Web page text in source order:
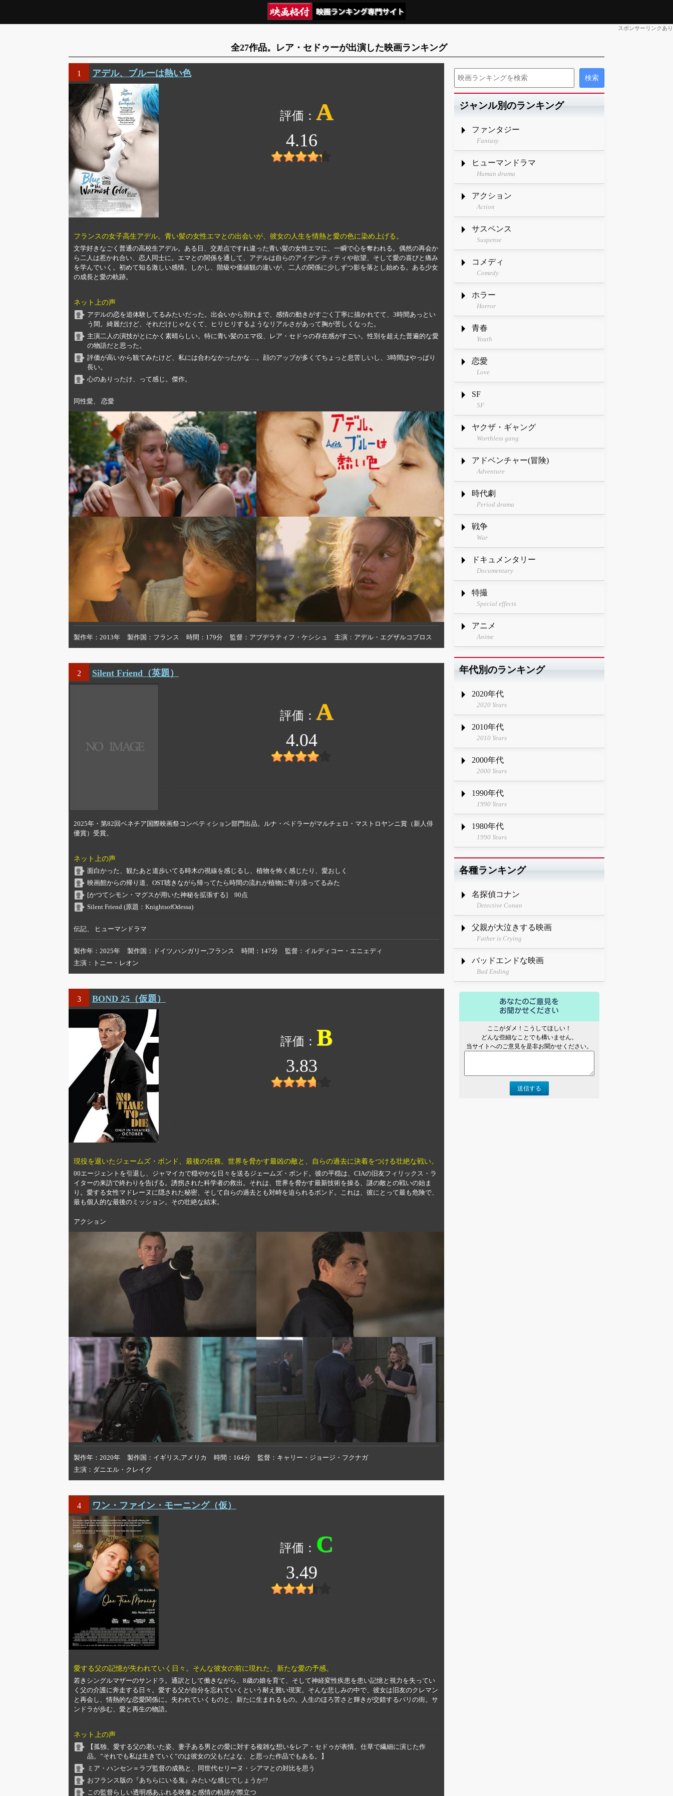
スポンサーリンクあり
全27作品。レア・セドゥーが出演した映画ランキング
1 アデル、ブルーは熱い色
A
4.16
フランスの女子高生アデル。青い髪の女性エマとの出会いが、彼女の人生を情熱と愛の色に染め上げる。
文学好きなごく普通の高校生アデル。ある日、交差点ですれ違った青い髪の女性エマに、一瞬で心を奪われる。偶然の再会か
ら二人は惹かれ合い、恋人同士に。エマとの関係を通して、アデルは自らのアイデンティティや欲望、そして愛の喜びと痛み
を学んでいく。初めて知る激しい感情。しかし、階級や価値観の違いが、二人の関係に少しずつ影を落とし始める。ある少女
の成長と愛の軌跡。
ネット上の声
アデルの恋を追体験してるみたいだった。出会いから別れまで、感情の動きがすごく丁寧に描かれてて、3時間あっとい
う間。綺麗だけど、それだけじゃなくて、ヒリヒリするようなリアルさがあって胸が苦しくなった。
主演二人の演技がとにかく素晴らしい。特に青い髪のエマ役、レア・セドゥの存在感がすごい。性別を超えた普遍的な愛
の物語だと思った。
評価が高いから観てみたけど、私には合わなかったかな…。顔のアップが多くてちょっと息苦しいし、3時間はやっぱり
長い。
心のありったけ、って感じ。傑作。
同性愛、 恋愛
製作年 2013年 製作国 フランス 時間 179分 監督 アブデラティフ・ケシシュ 主演 アデル・エグザルコプロス
2 Silent Friend（英題）
A
4.04
2025年・第82回ベネチア国際映画祭コンペティション部門出品。ルナ・ベドラーがマルチェロ・マストロヤンニ賞（新人俳
優賞）受賞。
ネット上の声
面白かった、観たあと道歩いてる時木の視線を感じるし、植物を怖く感じたり、愛おしく
映画館からの帰り道、OST聴きながら帰ってたら時間の流れが植物に寄り添ってるみた
[かつてシモン・マグスが用いた神秘を拡張する] 90点
Silent Friend (原題：KnightsofOdessa)
伝記、 ヒューマンドラマ
製作年 2025年 製作国 ドイツ,ハンガリー,フランス 時間 147分 監督
イルディコー・エニェディ
主演
トニー・レオン
3 BOND 25（仮題）
B
3.83
現役を退いたジェームズ・ボンド、最後の任務。世界を脅かす最凶の敵と、自らの過去に決着をつける壮絶な戦い。
00エージェントを引退し、ジャマイカで穏やかな日々を送るジェームズ・ボンド。彼の平穏は、CIAの旧友フィリックス・ラ
イターの来訪で終わりを告げる。誘拐された科学者の救出。それは、世界を脅かす最新技術を操る、謎の敵との戦いの始ま
り。愛する女性マドレーヌに隠された秘密、そして自らの過去とも対峙を迫られるボンド。これは、彼にとって最も危険で、
最も個人的な最後のミッション。その壮絶な結末。
アクション
製作年 2020年 製作国 イギリス,アメリカ 時間 164分 監督
キャリー・ジョージ・フクナガ
主演
ダニエル・クレイグ
4 ワン・ファイン・モーニング（仮）
C
3.49
愛する父の記憶が失われていく日々。そんな彼女の前に現れた、新たな愛の予感。
若きシングルマザーのサンドラ。通訳として働きながら、8歳の娘を育て、そして神経変性疾患を患い記憶と視力を失ってい
く父の介護に奔走する日々。愛する父が自分を忘れていくという耐え難い現実。そんな悲しみの中で、彼女は旧友のクレマン
と再会し、情熱的な恋愛関係に。失われていくものと、新たに生まれるもの。人生のほろ苦さと輝きが交錯するパリの街。サ
ンドラが歩む、愛と再生の物語。
ネット上の声
【孤独、愛する父の老いた姿、妻子ある男との愛に対する複雑な想いをレア・セドゥが表情、仕草で繊細に演じた作
品。”それでも私は生きていく”のは彼女の父もだよな、と思った作品でもある。】
ミア・ハンセン＝ラブ監督の成熟と、同世代セリーヌ・シアマとの対比を思う
おフランス版の『あちらにいる鬼』みたいな感じでしょうか!?
この監督らしい透明感あふれる映像と感情の軌跡が際立つ
ジャンル別のランキング
ファンタジー
Fantasy
ヒューマンドラマ
Human drama
アクション
Action
サスペンス
Suspense
コメディ
Comedy
ホラー
Horror
青春
Youth
恋愛
Love
SF
SF
ヤクザ・ギャング
Worthless gang
アドベンチャー(冒険)
Adventure
時代劇
Period drama
戦争
War
ドキュメンタリー
Documentary
特撮
Special effects
アニメ
Anime
年代別のランキング
2020年代
2020 Years
2010年代
2010 Years
2000年代
2000 Years
1990年代
1990 Years
1980年代
1990 Years
各種ランキング
名探偵コナン
Detective Conan
父親が大泣きする映画
Father is Crying
バッドエンドな映画
Bad Ending
ここがダメ！こうしてほしい！
どんな些細なことでも構いません。
当サイトへのご意見を是非お聞かせください。
送信する